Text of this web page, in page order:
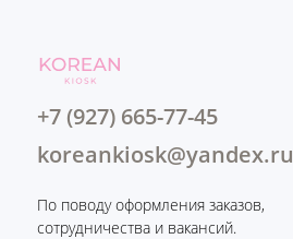
+7 (927) 665-77-45
koreankiosk@yandex.ru
По поводу оформления заказов,
сотрудничества и вакансий.